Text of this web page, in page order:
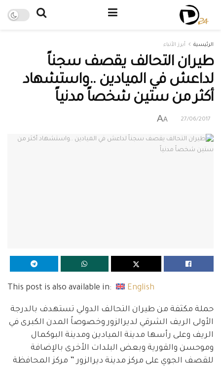
الرئيسية أبرز الأنباء
طيران التحالف يقصف سجناً
لداعش في الميادين ..واستشهاد
أكثر من ستين شخصاً مدنياً
27/06/2017
A
A
This post is also available in: English
حملة مكثفة من طيران التحالف الدولي تستهدف بالدرجة
الأولى الريف الشرقي لديرالزور وخصوصاً المدن الكبرى في
الريف وعلى رأسها مدينة الميادين ومدينة البوكمال
وموحسن والقورية وبعض البلدات الأخرى بالإضافة
للقصف الجوي على مركز مدينة ديرالزور ” مركز المحافظة